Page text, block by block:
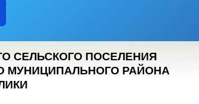
СЕЛЬСКОГО ПОСЕЛЕНИЯ
МУНИЦИПАЛЬНОГО РАЙОНА